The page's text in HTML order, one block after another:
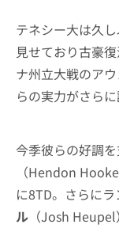
テネシー大は久
見せており古豪
ナ州立大戦のア
らの実力がさら
今季彼らの好調
（Hendon
に8TD。さらにラ
ル （Josh